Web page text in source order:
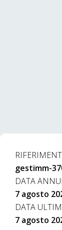
gestimm-
DATA
7 agosto
DATA
7 agosto